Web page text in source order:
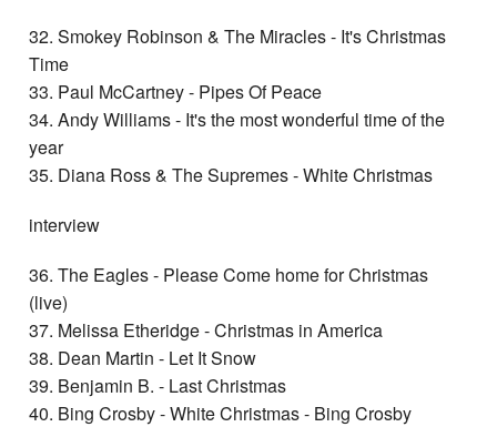
32. Smokey Robinson & The Miracles - It's Christmas
Time
33. Paul McCartney - Pipes Of Peace
34. Andy Williams - It's the most wonderful time of the
year
35. Diana Ross & The Supremes - White Christmas
interview
36. The Eagles - Please Come home for Christmas
(live)
37. Melissa Etheridge - Christmas in America
38. Dean Martin - Let It Snow
39. Benjamin B. - Last Christmas
40. Bing Crosby - White Christmas - Bing Crosby